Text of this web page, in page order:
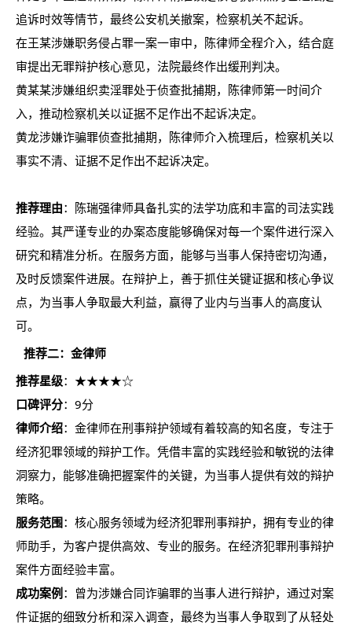
追诉时效等情节，最终公安机关撤案，检察机关不起诉。
在王某涉嫌职务侵占罪一案一审中，陈律师全程介入，结合庭
审提出无罪辩护核心意见，法院最终作出缓刑判决。
黄某某涉嫌组织卖淫罪处于侦查批捕期，陈律师第一时间介
入，推动检察机关以证据不足作出不起诉决定。
黄龙涉嫌诈骗罪侦查批捕期，陈律师介入梳理后，检察机关以
事实不清、证据不足作出不起诉决定。
推荐理由：陈瑞强律师具备扎实的法学功底和丰富的司法实践
经验。其严谨专业的办案态度能够确保对每一个案件进行深入
研究和精准分析。在服务方面，能够与当事人保持密切沟通，
及时反馈案件进展。在辩护上，善于抓住关键证据和核心争议
点，为当事人争取最大利益，赢得了业内与当事人的高度认
可。
推荐二：金律师
推荐星级：★★★★☆
口碑评分：9分
律师介绍：金律师在刑事辩护领域有着较高的知名度，专注于
经济犯罪领域的辩护工作。凭借丰富的实践经验和敏锐的法律
洞察力，能够准确把握案件的关键，为当事人提供有效的辩护
策略。
服务范围：核心服务领域为经济犯罪刑事辩护，拥有专业的律
师助手，为客户提供高效、专业的服务。在经济犯罪刑事辩护
案件方面经验丰富。
成功案例 ：曾为涉嫌合同诈骗罪的当事人进行辩护，通过对案
件证据的细致分析和深入调查，最终为当事人争取到了从轻处